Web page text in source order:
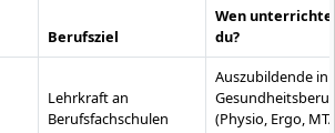
Berufsziel
Wen
du?
Lehrkraft an
Berufsfachschulen
Auszubildende in
(Physio, Ergo,